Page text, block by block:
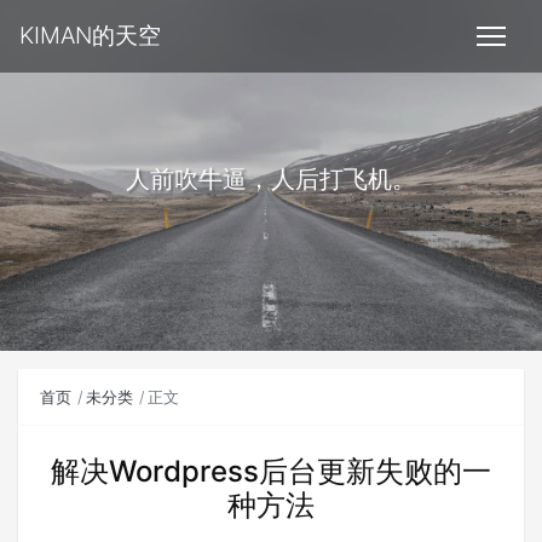
KIMAN的天空
人前吹牛逼，人后打飞机。
首页 未分类 正文
解决Wordpress后台更新失败的一
种方法